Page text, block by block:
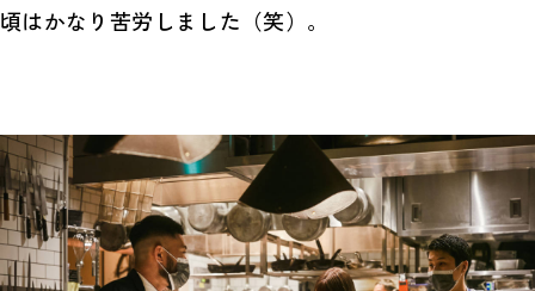
頃はかなり苦労しました（笑）。